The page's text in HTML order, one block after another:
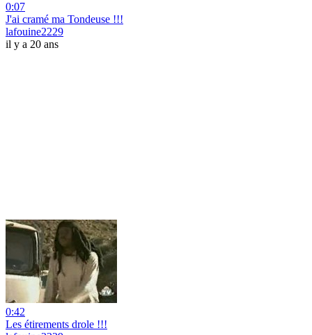
0:07
J'ai cramé ma Tondeuse !!!
lafouine2229
il y a 20 ans
0:42
Les étirements drole !!!